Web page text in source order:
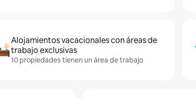
Alojamientos vacacionales con áreas de
trabajo exclusivas
10 propiedades tienen un área de trabajo